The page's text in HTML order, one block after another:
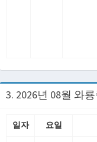
3. 2026년 08월 와
일자 요일